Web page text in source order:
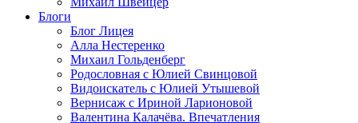
Блоги
Блог Лицея
Алла Нестеренко
Михаил Гольденберг
Родословная с Юлией Свинцовой
Видоискатель с Юлией Утышевой
Вернисаж с Ириной Ларионовой
Валентина Калачёва. Впечатления